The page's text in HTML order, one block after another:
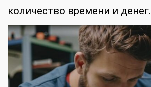
количество времени и денег.